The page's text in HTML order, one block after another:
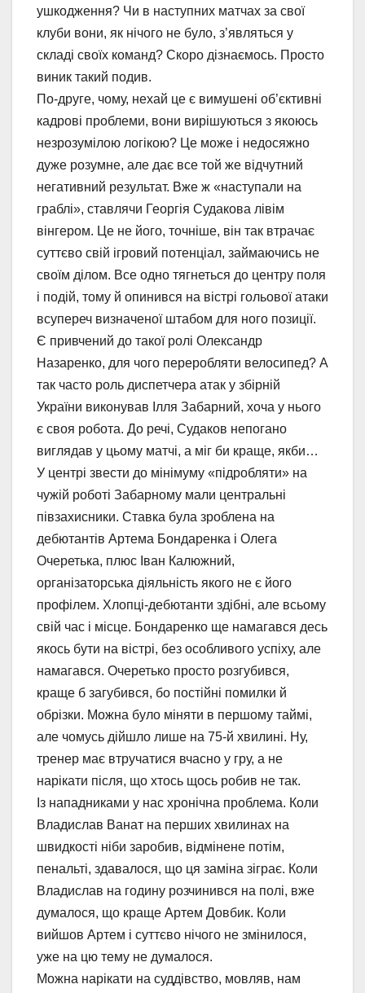
ушкодження? Чи в наступних матчах за свої
клуби вони, як нічого не було, з’являться у
складі своїх команд? Скоро дізнаємось. Просто
виник такий подив.
По-друге, чому, нехай це є вимушені об’єктивні
кадрові проблеми, вони вирішуються з якоюсь
незрозумілою логікою? Це може і недосяжно
дуже розумне, але дає все той же відчутний
негативний результат. Вже ж «наступали на
граблі», ставлячи Георгія Судакова лівім
вінгером. Це не його, точніше, він так втрачає
суттєво свій ігровий потенціал, займаючись не
своїм ділом. Все одно тягнеться до центру поля
і подій, тому й опинився на вістрі гольової атаки
всупереч визначеної штабом для ного позиції.
Є привчений до такої ролі Олександр
Назаренко, для чого переробляти велосипед? А
так часто роль диспетчера атак у збірній
України виконував Ілля Забарний, хоча у нього
є своя робота. До речі, Судаков непогано
виглядав у цьому матчі, а міг би краще, якби…
У центрі звести до мінімуму «підробляти» на
чужій роботі Забарному мали центральні
півзахисники. Ставка була зроблена на
дебютантів Артема Бондаренка і Олега
Очеретька, плюс Іван Калюжний,
організаторська діяльність якого не є його
профілем. Хлопці-дебютанти здібні, але всьому
свій час і місце. Бондаренко ще намагався десь
якось бути на вістрі, без особливого успіху, але
намагався. Очеретько просто розгубився,
краще б загубився, бо постійні помилки й
обрізки. Можна було міняти в першому таймі,
але чомусь дійшло лише на 75-й хвилині. Ну,
тренер має втручатися вчасно у гру, а не
нарікати після, що хтось щось робив не так.
Із нападниками у нас хронічна проблема. Коли
Владислав Ванат на перших хвилинах на
швидкості ніби заробив, відмінене потім,
пенальті, здавалося, що ця заміна зіграє. Коли
Владислав на годину розчинився на полі, вже
думалося, що краще Артем Довбик. Коли
вийшов Артем і суттєво нічого не змінилося,
уже на цю тему не думалося.
Можна нарікати на суддівство, мовляв, нам